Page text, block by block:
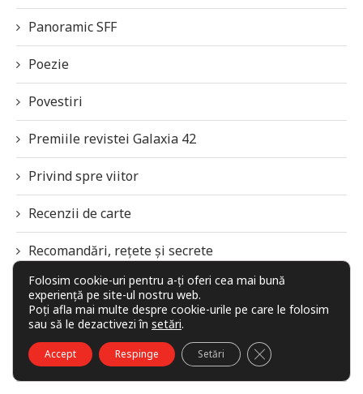
Panoramic SFF
Poezie
Povestiri
Premiile revistei Galaxia 42
Privind spre viitor
Recenzii de carte
Recomandări, rețete și secrete
SFF Panorama
Știință
Știri
Folosim cookie-uri pentru a-ți oferi cea mai bună
experiență pe site-ul nostru web.
Poți afla mai multe despre cookie-urile pe care le folosim
sau să le dezactivezi în setări.
Accept Respinge Setări CLOSE GDPR